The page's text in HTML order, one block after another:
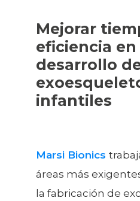
Mejorar
eficiencia en
desarrollo
infantiles
Marsi Bionics
áreas más
la fabricación de